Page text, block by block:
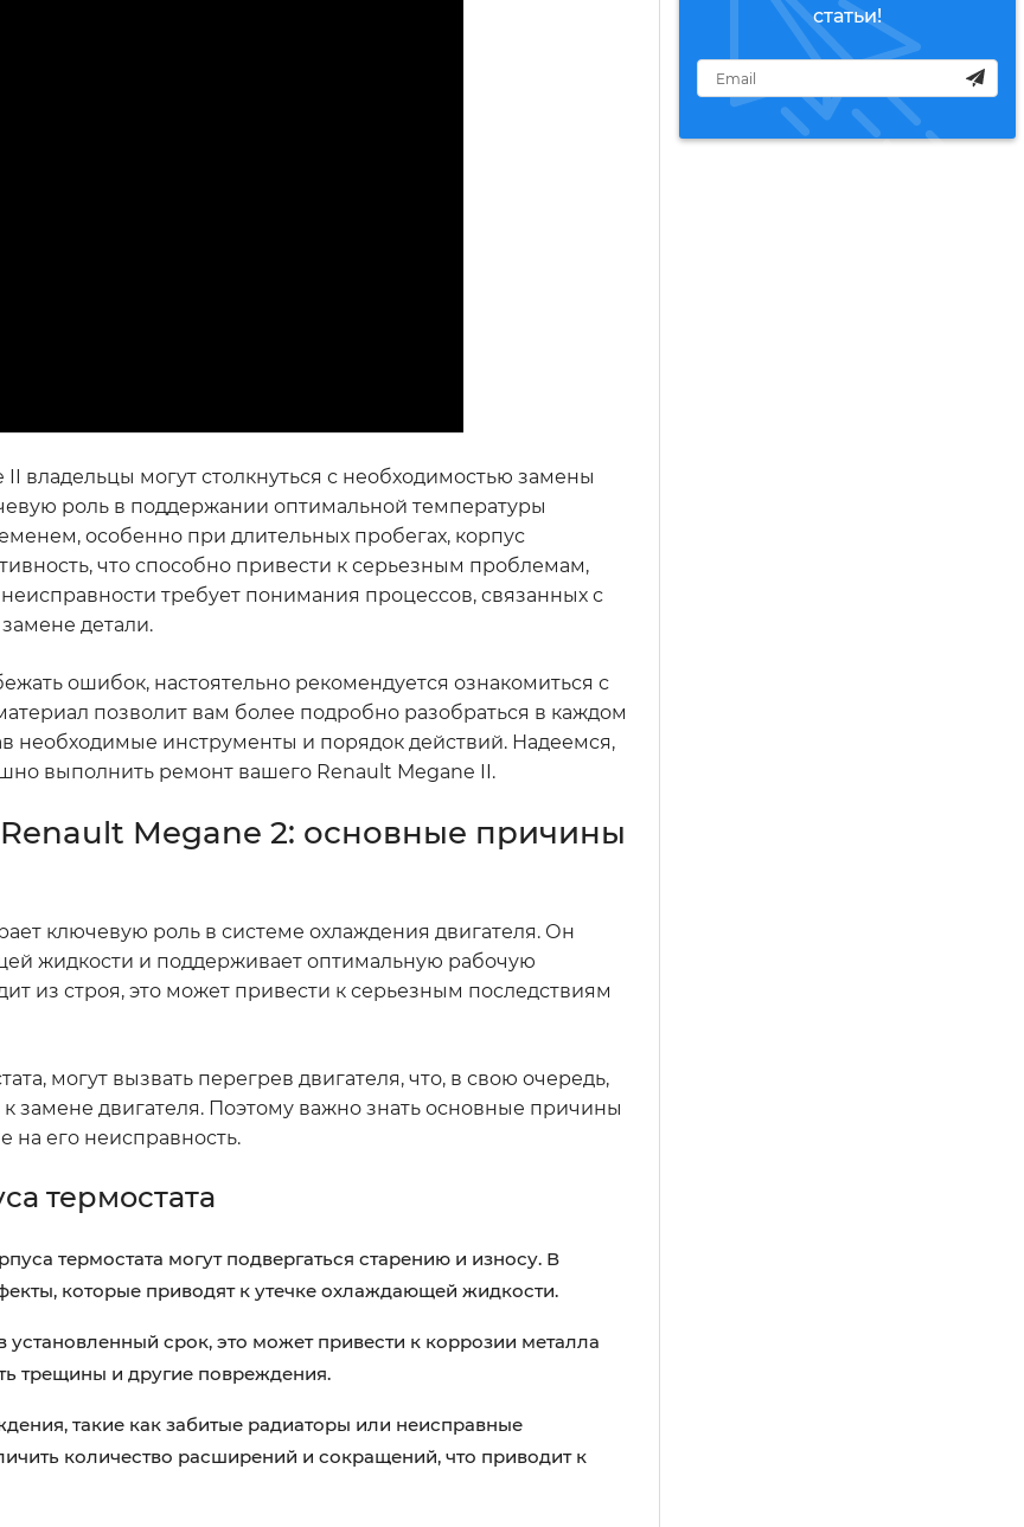
статьи!
владельцы могут столкнуться с необходимостью замены
роль в поддержании оптимальной температуры
особенно при длительных пробегах, корпус
что способно привести к серьезным проблемам,
требует понимания процессов, связанных с
детали.
ошибок, настоятельно рекомендуется ознакомиться с
позволит вам более подробно разобраться в каждом
необходимые инструменты и порядок действий. Надеемся,
выполнить ремонт вашего Renault Megane II.
Megane 2: основные причины
ключевую роль в системе охлаждения двигателя. Он
жидкости и поддерживает оптимальную рабочую
из строя, это может привести к серьезным последствиям
могут вызвать перегрев двигателя, что, в свою очередь,
замене двигателя. Поэтому важно знать основные причины
на его неисправность.
термостата
термостата могут подвергаться старению и износу. В
которые приводят к утечке охлаждающей жидкости.
срок, это может привести к коррозии металла
трещины и другие повреждения.
такие как забитые радиаторы или неисправные
количество расширений и сокращений, что приводит к